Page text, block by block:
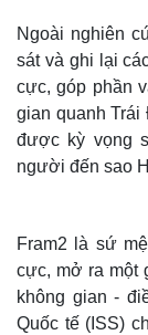
Thế giới
Hồ sơ
Ngoài nghiên
sát và ghi lại
cực, góp phần
gian quanh Trái
được kỳ vọng
người đến sao
Fram2 là sứ
cực, mở ra một
không gian -
Quốc tế (ISS)